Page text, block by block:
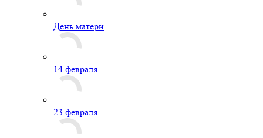
День матери
14 февраля
23 февраля